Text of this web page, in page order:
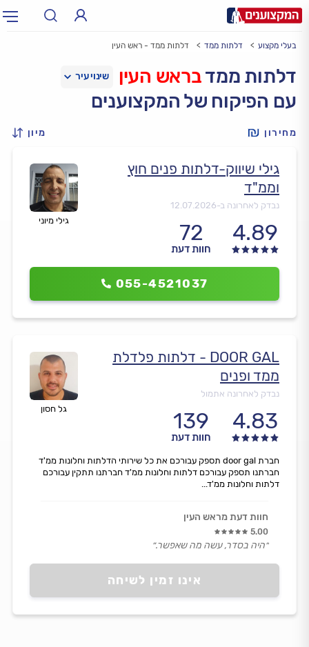
עירעיר: תל אביב, חיפה…
בעלי מקצוע דלתות ממד דלתות ממד - ראש העין
דלתות ממדבראש העין
עם הפיקוח של המקצוענים
מחירון מיון
גילי מיוני
גילי שיווק-דלתות פנים חוץ
וממ"ד
נבדק לאחרונה ב-12.07.2026
4.89
72
חוות דעת
055-4521037
גל חסון
DOOR GAL - דלתות פלדלת
ממד ופנים
נבדק לאחרונה אתמול
4.83
139
חוות דעת
אינו זמין לשיחה
חברת door gal תספק עבורכם את כל שירותי הדלתות וחלונות ממ'ד
חברתנו תספק עבורכם דלתות וחלונות ממ'ד חברתנו תתקין עבורכם
דלתות וחלונות ממ'ד...
חוות דעת מראש העין
5.00
״היה בסדר, עשה מה שאפשר.״